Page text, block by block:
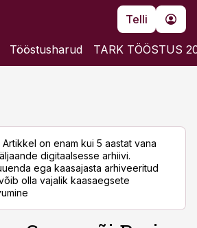
Telli
Tööstusharud TARK TÖÖSTUS
Artikkel on enam kui 5 aastat vana
digitaalsesse arhiivi.
ega kaasajasta arhiveeritud
olla vajalik kaasaegsete